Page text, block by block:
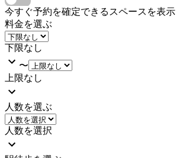
今すぐ予約を確定できるスペースを表示
料金を選ぶ
下限なし
〜
上限なし
人数を選ぶ
人数を選択